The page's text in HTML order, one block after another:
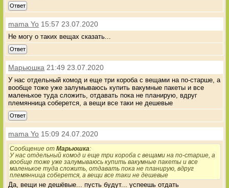
Ответ
mama Yo 15:57 23.07.2020
Не могу о таких вещах сказать...
Ответ
Марьюшка 21:49 23.07.2020
У нас отдельный комод и еще три короба с вещами на по-старше, а
вообще тоже уже залумываюсь купить вакумные пакеты и все
маленькое туда сложить, отдавать пока не планирую, вдруг
племянница соберется, а вещи все таки не дешевые
Ответ
mama Yo 15:09 24.07.2020
Сообщение отМарьюшка:
У нас отдельный комод и еще три короба с вещами на по-старше, а
вообще тоже уже залумываюсь купить вакумные пакеты и все
маленькое туда сложить, отдавать пока не планирую, вдруг
племянница соберется, а вещи все таки не дешевые
Да, вещи не дешёвые... пусть будут... успеешь отдать